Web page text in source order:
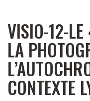
VISIO-12-LE
LA
CONTEXTE